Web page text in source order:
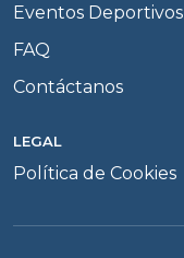
Eventos Deportivos
FAQ
Contáctanos
LEGAL
Política de Cookies